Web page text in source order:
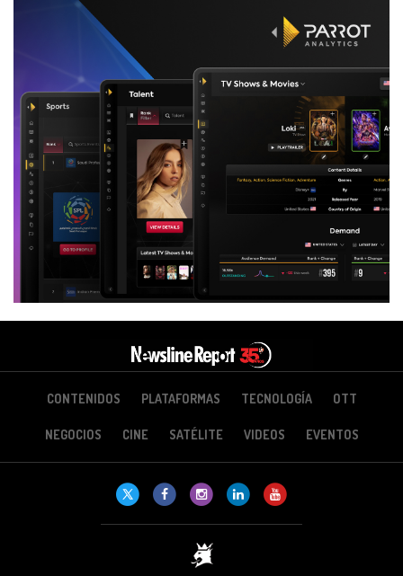
CONTENIDOS PLATAFORMAS TECNOLOGÍA OTT
NEGOCIOS CINE SATÉLITE VIDEOS EVENTOS